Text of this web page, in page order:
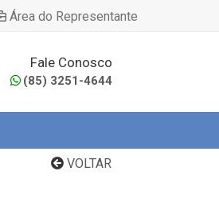
Área do Representante
Fale Conosco
(85) 3251-4644
VOLTAR